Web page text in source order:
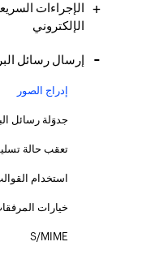
الإجراءات
الإلكتروني
إرسال رسائل
إدراج الصور
جدوَلة رسائل
تعقب حالة
استخدام
خيارات
S/MIME